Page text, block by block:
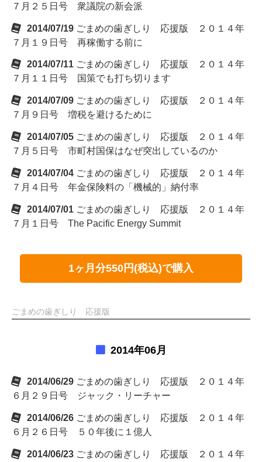
７月２５日号 衆議院の新会派
2014/07/19 ごまめの歯ぎしり 応援版 ２０１４年
７月１９日号 再稼働する前に
2014/07/11 ごまめの歯ぎしり 応援版 ２０１４年
７月１１日号 国策でも打ち切ります
2014/07/09 ごまめの歯ぎしり 応援版 ２０１４年
７月９日号 増税を避けるために
2014/07/05 ごまめの歯ぎしり 応援版 ２０１４年
７月５日号 市町村国保はなぜ突出しているのか
2014/07/04 ごまめの歯ぎしり 応援版 ２０１４年
７月４日号 年金保険料の「機械的」納付率
2014/07/01 ごまめの歯ぎしり 応援版 ２０１４年
７月１日号 The Pacific Energy Summit
1ヶ月分550円(税込)で購入
ごまめの歯ぎしり 応援版
2014年06月
2014/06/29 ごまめの歯ぎしり 応援版 ２０１４年
６月２９日号 ジャック・リーチャー
2014/06/26 ごまめの歯ぎしり 応援版 ２０１４年
６月２６日号 ５０年後に１億人
2014/06/23 ごまめの歯ぎしり 応援版 ２０１４年